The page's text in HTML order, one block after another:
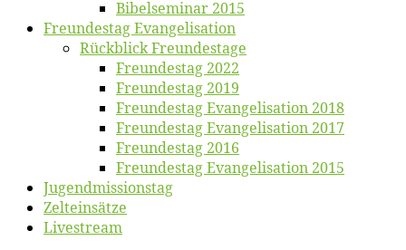
Bibelsemi­nar 2015
Freun­des­tag Evangelisation
Rück­blick Freundestage
Freun­des­tag 2022
Freun­des­tag 2019
Freun­des­tag Evan­ge­li­sa­ti­on 2018
Freun­des­tag Evan­ge­li­sa­ti­on 2017
Freun­des­tag 2016
Freun­des­tag Evan­ge­li­sa­ti­on 2015
Jugend­mis­sions­tag
Zelt­ein­sät­ze
Live­stream